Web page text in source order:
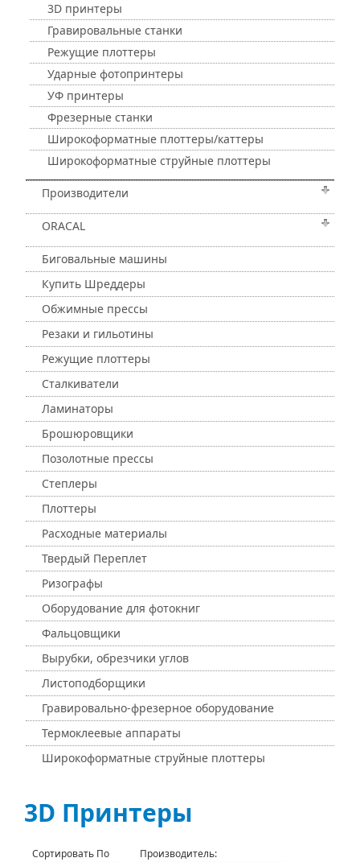
3D принтеры
Гравировальные станки
Режущие плоттеры
Ударные фотопринтеры
УФ принтеры
Фрезерные станки
Широкоформатные плоттеры/каттеры
Широкоформатные струйные плоттеры
Производители
ORACAL
Биговальные машины
Купить Шреддеры
Обжимные прессы
Резаки и гильотины
Режущие плоттеры
Сталкиватели
Ламинаторы
Брошюровщики
Позолотные прессы
Степлеры
Плоттеры
Расходные материалы
Твердый Переплет
Ризографы
Оборудование для фотокниг
Фальцовщики
Вырубки, обрезчики углов
Листоподборщики
Гравировально-фрезерное оборудование
Термоклеевые аппараты
Широкоформатные струйные плоттеры
3D Принтеры
Сортировать По
Производитель: